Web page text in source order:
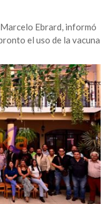
Ebrard, informó
el uso de la vacuna